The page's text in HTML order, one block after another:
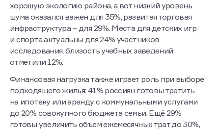
хорошую экологию района, а вот низкий уровень
шума оказался важен для 35%, развитая торговая
инфраструктура – для 29%. Места для детских игр
и спорта актуальны для 24% участников
исследования, близость учебных заведений
отметили 12%.
Финансовая нагрузка также играет роль при выборе
подходящего жилья: 41% россиян готовы тратить
на ипотеку или аренду с коммунальными услугами
до 20% совокупного бюджета семьи. Ещё 29%
готовы увеличить объем ежемесячных трат до 30%,